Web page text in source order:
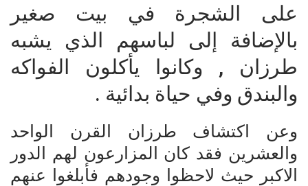
على الشجرة في بيت صغير
بالإضافة إلى لباسهم الذي يشبه
طرزان , وكانوا يأكلون الفواكه
والبندق وفي حياة بدائية .
وعن اكتشاف طرزان القرن الواحد
والعشرين فقد كان المزارعون لهم الدور
الاكبر حيث لاحظوا وجودهم فأبلغوا عنهم